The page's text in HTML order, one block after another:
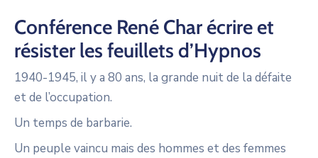
Conférence René Char écrire et
résister les feuillets d’Hypnos
1940-1945, il y a 80 ans, la grande nuit de la défaite
et de l’occupation.
Un temps de barbarie.
Un peuple vaincu mais des hommes et des femmes